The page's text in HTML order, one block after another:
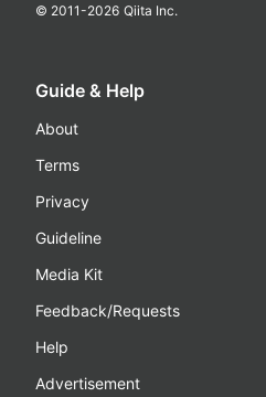
© 2011-2026 Qiita Inc.
Guide & Help
About
Terms
Privacy
Guideline
Media Kit
Feedback/Requests
Help
Advertisement